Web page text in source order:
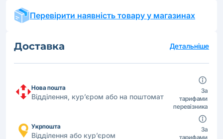
Перевірити наявність товару у магазинах
Доставка Детальніше
Нова пошта
Відділення, кур’єром або на поштомат
За
тарифами
перевізника
Укрпошта
Відділення або кур’єром
За
тарифами